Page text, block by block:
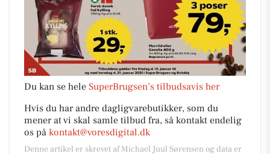
Du kan se hele SuperBrugsen’s tilbudsavis her
Hvis du har andre dagligvarebutikker, som du
mener at vi skal samle tilbud fra, så kontakt endelig
os på kontakt@voresdigital.dk
Denne artikel er skrevet af Michael Juul Sørensen og data er